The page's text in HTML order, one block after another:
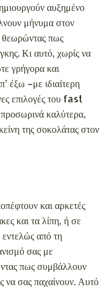
και αρκετές
και τα λίπη, ή σε
από τη
σας με
πως συμβάλλουν
σας παχαίνουν. Αυτό
λιπαρά,
που οι διαιτολόγοι
διατροφή,
και χωρίς